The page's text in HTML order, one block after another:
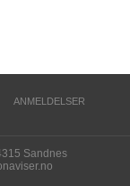
ANMELDELSER
Sandnes